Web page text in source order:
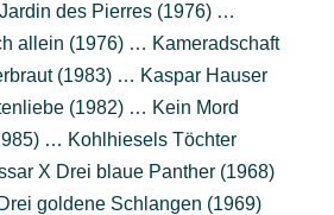
des Pierres (1976) …
allein (1976) … Kameradschaft
(1983) … Kaspar Hauser
(1982) … Kein Mord
… Kohlhiesels Töchter
X Drei blaue Panther (1968)
goldene Schlangen (1969)